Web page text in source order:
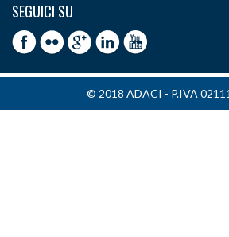
SEGUICI SU
© 2018 ADACI - P.IVA